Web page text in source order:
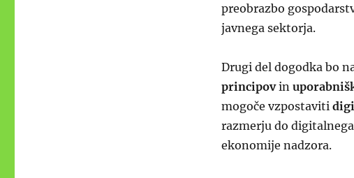
preobrazbo
javnega sektorja.
Drugi del dogodka bo
principovin
mogoče vzpostaviti
razmerju do
ekonomije nadzora.